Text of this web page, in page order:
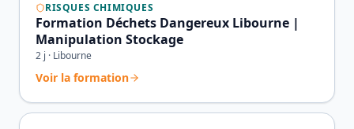
RISQUES CHIMIQUES
Formation Déchets Dangereux Libourne |
Manipulation Stockage
2 j · Libourne
Voir la formation